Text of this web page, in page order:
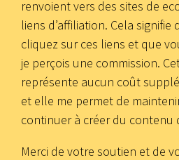
renvoient vers des sites de
liens d’affiliation. Cela
cliquez sur ces liens et que
je perçois une commission.
représente aucun coût
et elle me permet de
continuer à créer du contenu
Merci de votre soutien et de